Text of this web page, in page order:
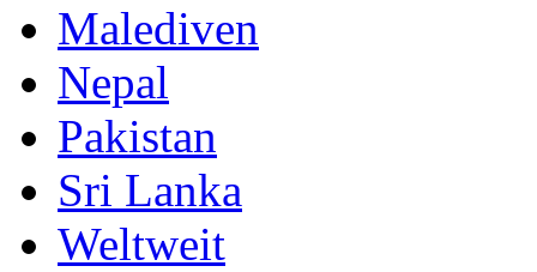
Malediven
Nepal
Pakistan
Sri Lanka
Weltweit